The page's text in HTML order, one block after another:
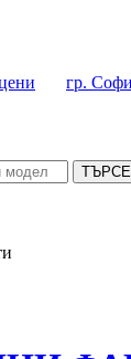
гр.